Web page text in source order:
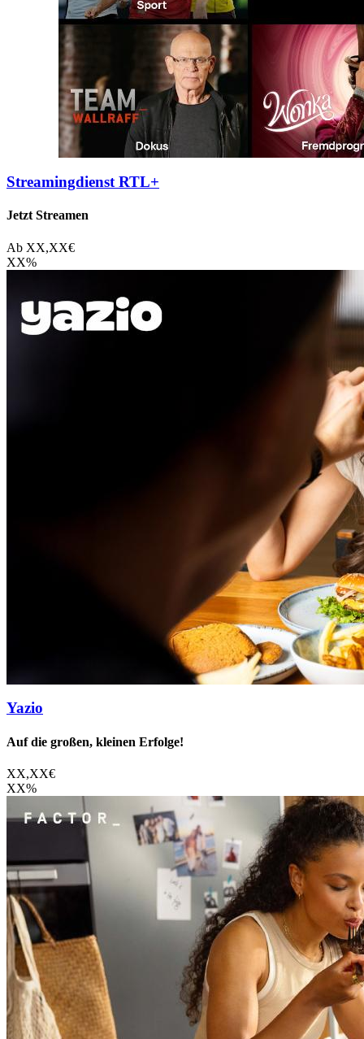
Streamingdienst RTL+
Jetzt Streamen
Ab XX,XX€
XX%
Yazio
Auf die großen, kleinen Erfolge!
XX,XX€
XX%